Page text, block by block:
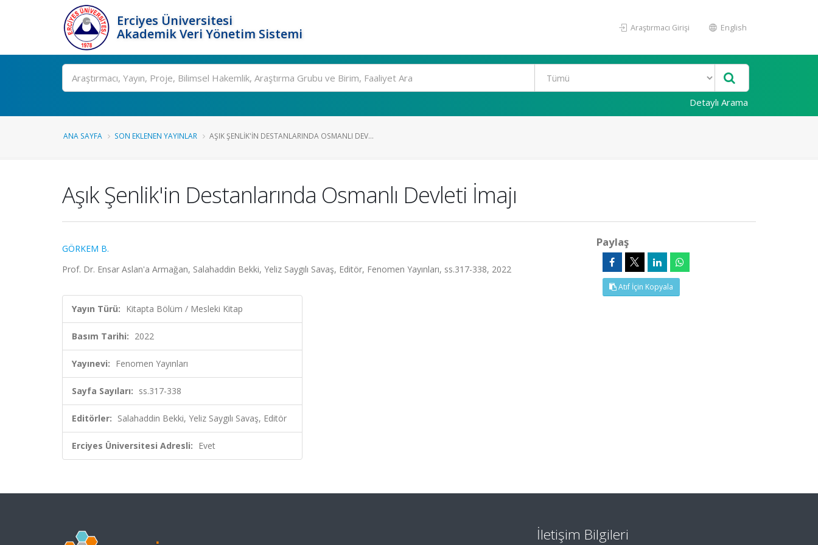
Erciyes Üniversitesi
Akademik Veri Yönetim Sistemi
Araştırmacı Girişi English
Ara
Detaylı Arama
ANA SAYFA SON EKLENEN YAYINLAR AŞIK ŞENLIK'IN DESTANLARINDA OSMANLI DEV...
Aşık Şenlik'in Destanlarında Osmanlı Devleti İmajı
GÖRKEM B.
Prof. Dr. Ensar Aslan'a Armağan, Salahaddin Bekki, Yeliz Saygılı Savaş, Editör, Fenomen Yayınları, ss.317-338, 2022
Yayın Türü: Kitapta Bölüm / Mesleki Kitap
Basım Tarihi: 2022
Yayınevi: Fenomen Yayınları
Sayfa Sayıları: ss.317-338
Editörler: Salahaddin Bekki, Yeliz Saygılı Savaş, Editör
Erciyes Üniversitesi Adresli: Evet
Paylaş
Atıf İçin Kopyala
İletişim Bilgileri